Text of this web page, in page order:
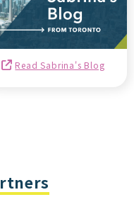
Read Sabrina's Blog